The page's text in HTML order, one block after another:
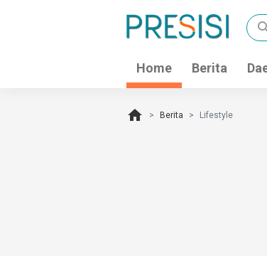
Home Berita
home Berita Lifestyle